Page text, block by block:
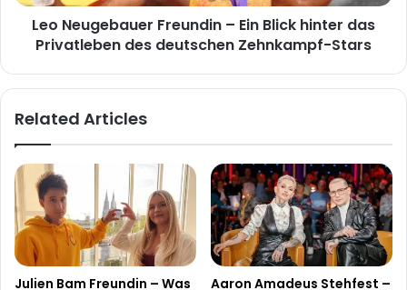
Privatleben
des
deutschen
Leo Neugebauer Freundin – Ein Blick hinter das
Privatleben des deutschen Zehnkampf-Stars
Related Articles
Julien Bam Freundin – Was
Aaron Amadeus Stehfest –